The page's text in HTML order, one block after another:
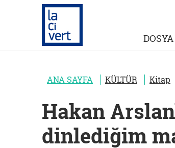
DOSYA
ANA SAYFA KÜLTÜR Kitap
Hakan
dinlediğim